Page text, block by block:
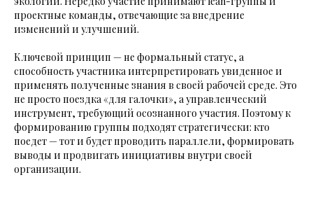
проектные команды, отвечающие за внедрение
изменений и улучшений.
Ключевой принцип — не формальный статус, а
способность участника интерпретировать увиденное и
применять полученные знания в своей рабочей среде. Это
не просто поездка «для галочки», а управленческий
инструмент, требующий осознанного участия. Поэтому к
формированию группы подходят стратегически: кто
поедет — тот и будет проводить параллели, формировать
выводы и продвигать инициативы внутри своей
организации.